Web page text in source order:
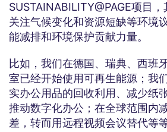
SUSTAINABILITY@PAGE项目
关注气候变化和资源短缺等环境
能减排和环境保护贡献力量。
比如，我们在德国、瑞典、西班
室已经开始使用可再生能源；我
实办公用品的回收利用、减少纸
推动数字化办公；在全球范围内
差，转而用远程视频会议替代等等